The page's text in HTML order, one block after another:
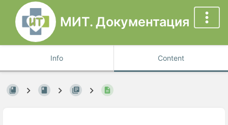
МИТ. Документация
Info Content